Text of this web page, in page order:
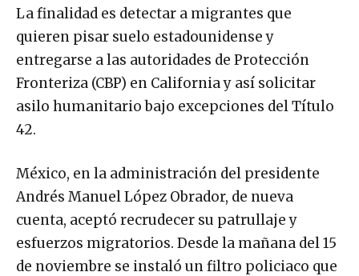
La finalidad es detectar a migrantes que
quieren pisar suelo estadounidense y
entregarse a las autoridades de Protección
Fronteriza (CBP) en California y así solicitar
asilo humanitario bajo excepciones del Título
42.
México, en la administración del presidente
Andrés Manuel López Obrador, de nueva
cuenta, aceptó recrudecer su patrullaje y
esfuerzos migratorios. Desde la mañana del 15
de noviembre se instaló un filtro policiaco que